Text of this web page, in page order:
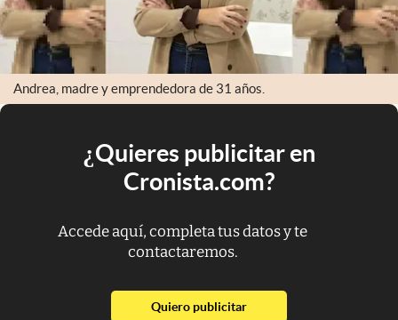
Andrea, madre y emprendedora de 31 años.
¿Quieres publicitar en
Cronista.com?
Accede aquí, completa tus datos y te
contactaremos.
Quiero publicitarabre en nueva pestaña